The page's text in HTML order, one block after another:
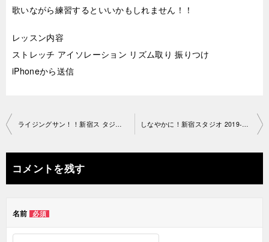
歌いながら練習するといいかもしれません！！
レッスン内容
ストレッチ アイソレーション リズム取り 振りつけ
iPhoneから送信
投
ナ
ビ
ー
ライジングサン！！新宿ス タジオ2019-05-14-no0034-1211 しなやかに！新宿スタジオ 2019-05-15-no0034-1205
コメントを残す
名前 必須